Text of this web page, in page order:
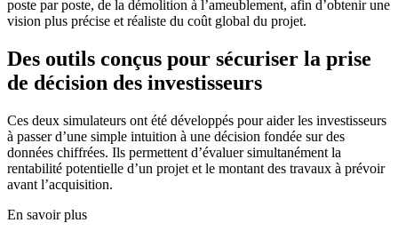
poste par poste, de la démolition à l’ameublement, afin d’obtenir une
vision plus précise et réaliste du coût global du projet.
Des outils conçus pour sécuriser la prise
de décision des investisseurs
Ces deux simulateurs ont été développés pour aider les investisseurs
à passer d’une simple intuition à une décision fondée sur des
données chiffrées. Ils permettent d’évaluer simultanément la
rentabilité potentielle d’un projet et le montant des travaux à prévoir
avant l’acquisition.
En savoir plus